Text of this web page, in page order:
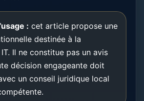
: cet article propose une
destinée à la
Il ne constitue pas un avis
décision engageante doit
un conseil juridique local